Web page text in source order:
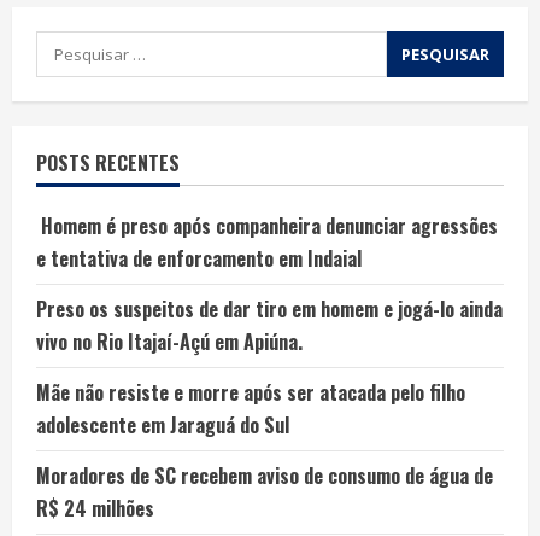
POSTS RECENTES
Homem é preso após companheira denunciar agressões
e tentativa de enforcamento em Indaial
Preso os suspeitos de dar tiro em homem e jogá-lo ainda
vivo no Rio Itajaí-Açú em Apiúna.
Mãe não resiste e morre após ser atacada pelo filho
adolescente em Jaraguá do Sul
Moradores de SC recebem aviso de consumo de água de
R$ 24 milhões